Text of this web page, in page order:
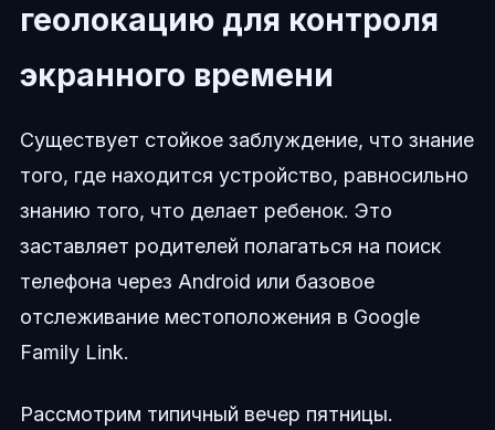
геолокацию для контроля
экранного времени
Существует стойкое заблуждение, что знание
того, где находится устройство, равносильно
знанию того, что делает ребенок. Это
заставляет родителей полагаться на поиск
телефона через Android или базовое
отслеживание местоположения в Google
Family Link.
Рассмотрим типичный вечер пятницы.